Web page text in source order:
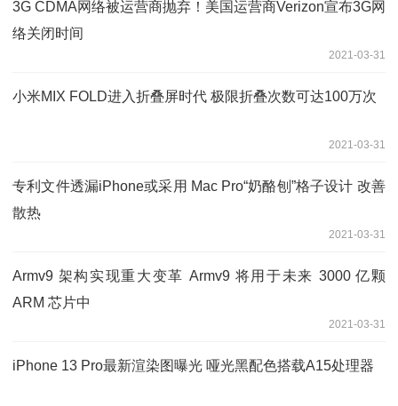
3G CDMA网络被运营商抛弃！美国运营商Verizon宣布3G网
络关闭时间
2021-03-31
小米MIX FOLD进入折叠屏时代 极限折叠次数可达100万次
2021-03-31
专利文件透漏iPhone或采用 Mac Pro“奶酪刨”格子设计 改善
散热
2021-03-31
Armv9 架构实现重大变革 Armv9 将用于未来 3000 亿颗
ARM 芯片中
2021-03-31
iPhone 13 Pro最新渲染图曝光 哑光黑配色搭载A15处理器